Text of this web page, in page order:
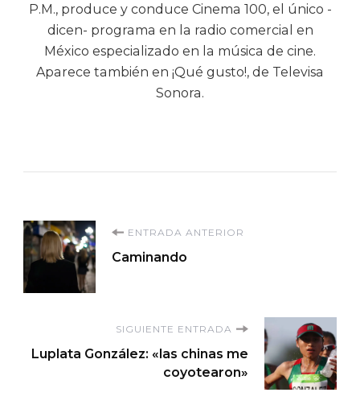
P.M., produce y conduce Cinema 100, el único -
dicen- programa en la radio comercial en
México especializado en la música de cine.
Aparece también en ¡Qué gusto!, de Televisa
Sonora.
Navegación
de
entradas
ENTRADA ANTERIOR
Caminando
SIGUIENTE ENTRADA
Luplata González: «las chinas me
coyotearon»